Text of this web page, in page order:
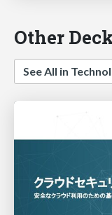
Other
See All in